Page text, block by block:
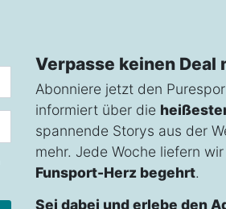
Verpasse keinen Deal
Abonniere jetzt den
informiert über die
spannende Storys aus der
mehr. Jede Woche liefern
Funsport-Herz begehrt.
Sei dabei und erlebe den